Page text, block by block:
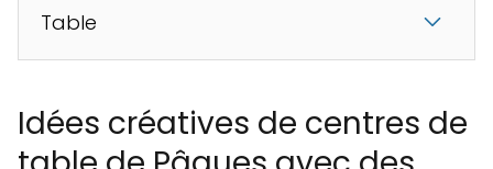
Table
Idées créatives de centres de